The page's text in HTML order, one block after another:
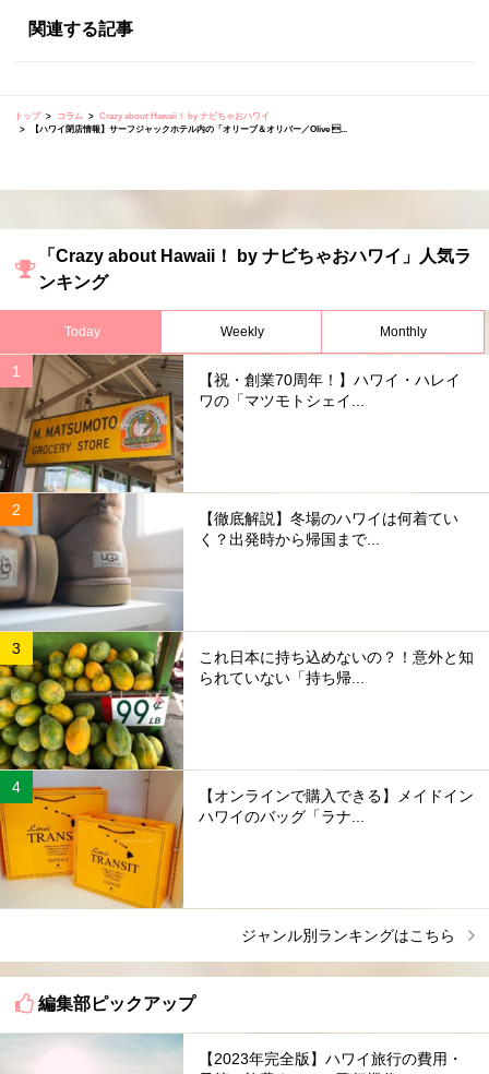
関連する記事
トップ コラム
Crazy about Hawaii！ by ナビちゃおハワイ
【ハワイ閉店情報】サーフジャックホテル内の「オリーブ＆オリバー／Olive ...
「Crazy about Hawaii！ by ナビちゃおハワイ」人気ラ
ンキング
Today Weekly Monthly
【祝・創業70周年！】ハワイ・ハレイ
ワの「マツモトシェイ...
【徹底解説】冬場のハワイは何着てい
く？出発時から帰国まで...
これ日本に持ち込めないの？！意外と知
られていない「持ち帰...
【オンラインで購入できる】メイドイン
ハワイのバッグ「ラナ...
ジャンル別ランキングはこちら
編集部ピックアップ
【2023年完全版】ハワイ旅行の費用・